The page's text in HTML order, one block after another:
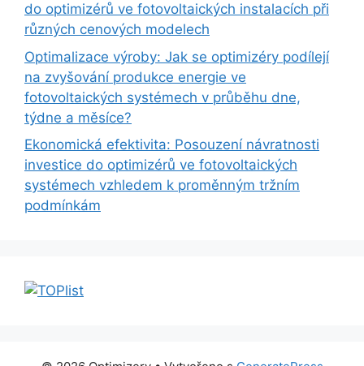
do optimizérů ve fotovoltaických instalacích při
různých cenových modelech
Optimalizace výroby: Jak se optimizéry podílejí
na zvyšování produkce energie ve
fotovoltaických systémech v průběhu dne,
týdne a měsíce?
Ekonomická efektivita: Posouzení návratnosti
investice do optimizérů ve fotovoltaických
systémech vzhledem k proměnným tržním
podmínkám